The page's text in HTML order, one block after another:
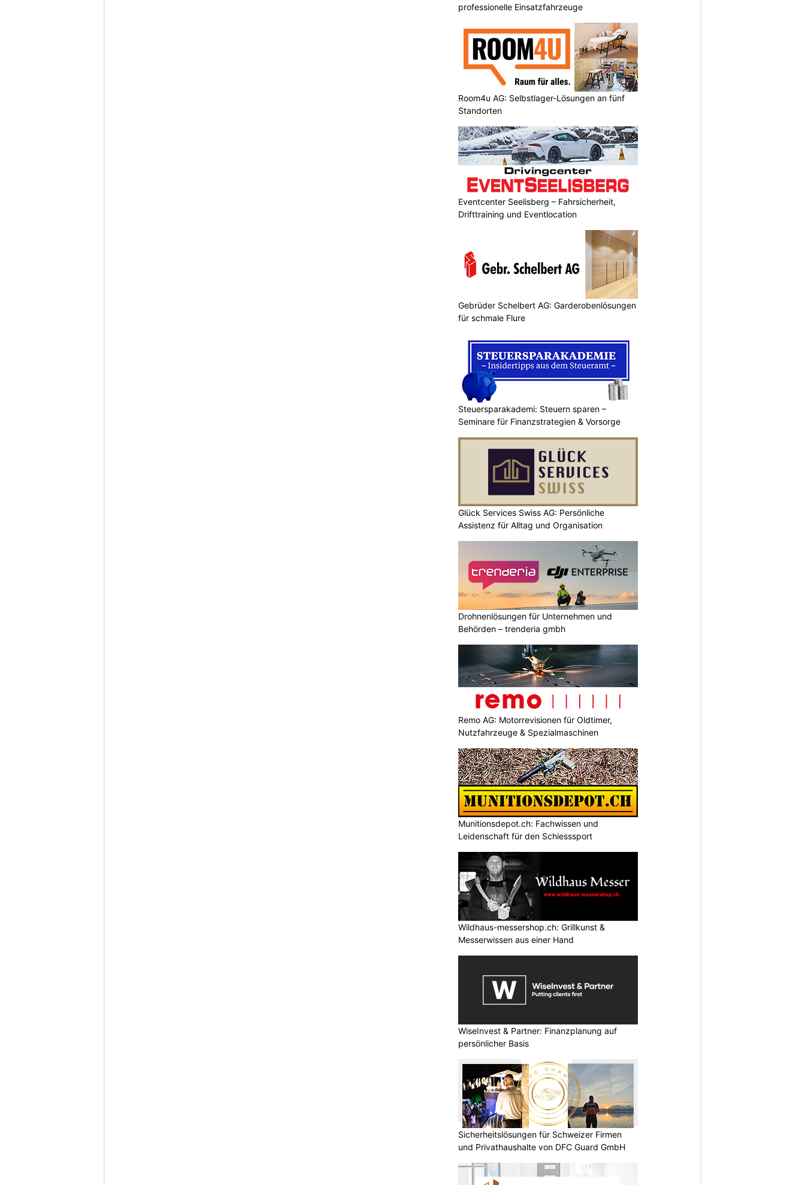
professionelle Einsatzfahrzeuge
Room4u AG: Selbstlager-Lösungen an fünf
Standorten
Eventcenter Seelisberg – Fahrsicherheit,
Drifttraining und Eventlocation
Gebrüder Schelbert AG: Garderobenlösungen
für schmale Flure
Steuersparakademi: Steuern sparen –
Seminare für Finanzstrategien & Vorsorge
Glück Services Swiss AG: Persönliche
Assistenz für Alltag und Organisation
Drohnenlösungen für Unternehmen und
Behörden – trenderia gmbh
Remo AG: Motorrevisionen für Oldtimer,
Nutzfahrzeuge & Spezialmaschinen
Munitionsdepot.ch: Fachwissen und
Leidenschaft für den Schiesssport
Wildhaus-messershop.ch: Grillkunst &
Messerwissen aus einer Hand
WiseInvest & Partner: Finanzplanung auf
persönlicher Basis
Sicherheitslösungen für Schweizer Firmen
und Privathaushalte von DFC Guard GmbH